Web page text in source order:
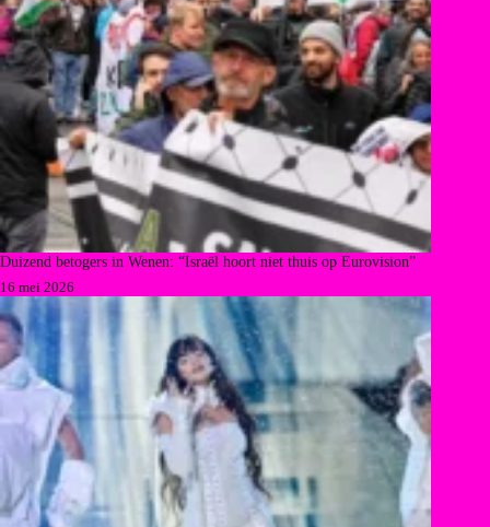
Duizend betogers in Wenen: “Israël hoort niet thuis op Eurovision”
16 mei 2026